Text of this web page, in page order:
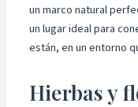
un marco natural
un lugar ideal para
están, en un entorno
Hierbas y